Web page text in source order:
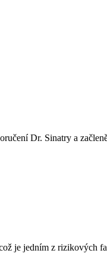
Dr. Sinatry a
je jedním z rizikových